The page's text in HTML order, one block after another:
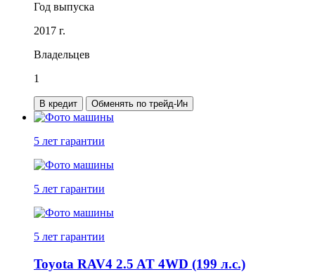
Год выпуска
2017 г.
Владельцев
1
В кредит Обменять по трейд-Ин
5 лет гарантии
5 лет гарантии
5 лет гарантии
Toyota RAV4 2.5 AT 4WD (199 л.с.)